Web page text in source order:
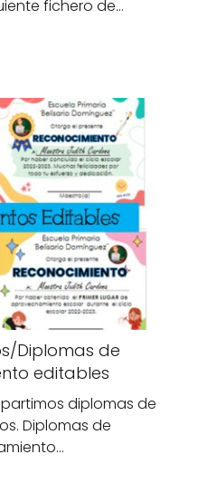
fichero de…
Diplomas de
editables
diplomas de
Diplomas de